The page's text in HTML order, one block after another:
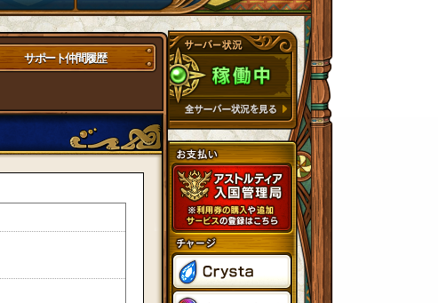
サポート仲間履歴